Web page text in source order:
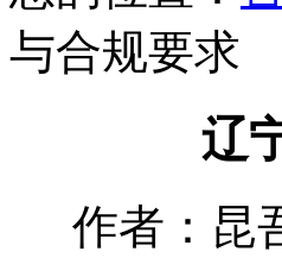
与合规要求
辽
作者：昆